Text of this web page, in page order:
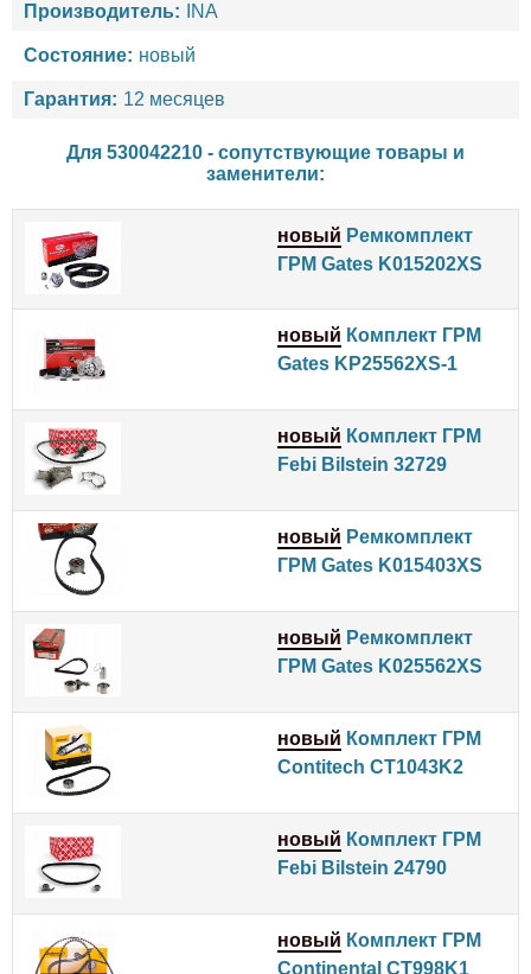
Производитель: INA
Состояние: новый
Гарантия: 12 месяцев
Для 530042210 - сопутствующие товары и
заменители:
новый Ремкомплект
ГРМ Gates K015202XS
новый Комплект ГРМ
Gates KP25562XS-1
новый Комплект ГРМ
Febi Bilstein 32729
новый Ремкомплект
ГРМ Gates K015403XS
новый Ремкомплект
ГРМ Gates K025562XS
новый Комплект ГРМ
Contitech CT1043K2
новый Комплект ГРМ
Febi Bilstein 24790
новый Комплект ГРМ
Continental CT998K1